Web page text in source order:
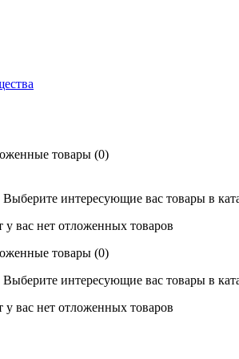
товары (0)
интересующие вас товары в
вас нет отложенных товаров
товары (0)
интересующие вас товары в
вас нет отложенных товаров